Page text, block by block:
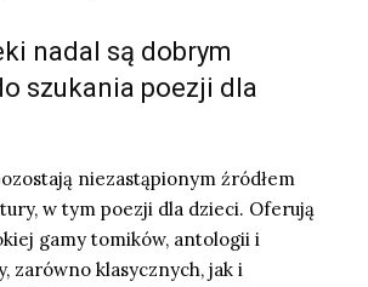
nadal są dobrym
szukania poezji dla
niezastąpionym źródłem
w tym poezji dla dzieci. Oferują
gamy tomików, antologii i
zarówno klasycznych, jak i